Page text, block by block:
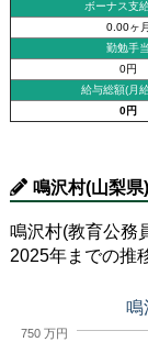
ボーナス支
0.00ヶ月
勤勉手当
0円
給与総額(月
0円
鳴沢村(山梨
鳴沢村(教育公務
2025年までの推
鳴
750 万円